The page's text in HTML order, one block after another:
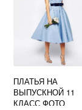
ПЛАТЬЯ НА
ВЫПУСКНОЙ 11
КЛАСС ФОТО